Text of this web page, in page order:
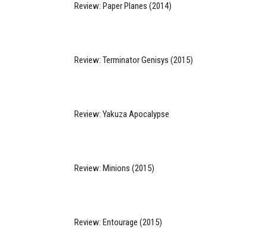
Review: Paper Planes (2014)
Review: Terminator Genisys (2015)
Review: Yakuza Apocalypse
Review: Minions (2015)
Review: Entourage (2015)